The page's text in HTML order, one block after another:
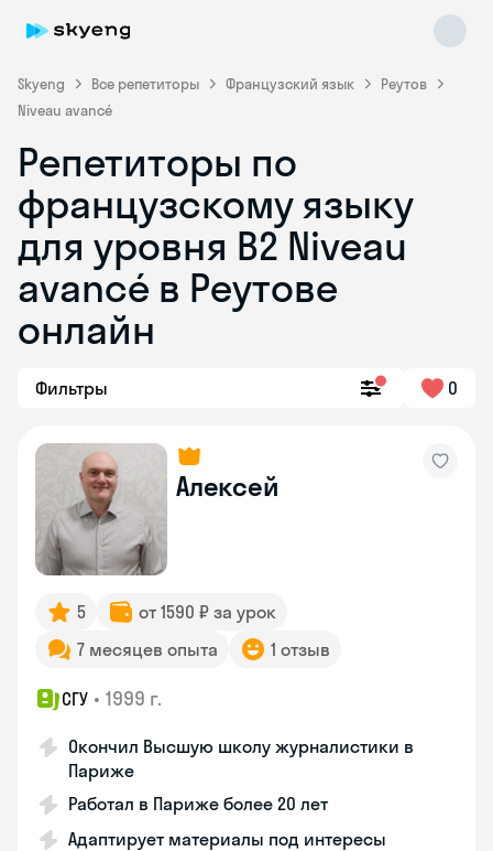
Skyeng Все репетиторы Французский язык
Реутов
Niveau avancé
Репетиторы по
французскому языку
для уровня B2 Niveau
avancé в Реутове
онлайн
Фильтры 0
Алексей
5
от 1590 ₽ за урок
7 месяцев опыта
1 отзыв
СГУ • 1999 г.
Окончил Высшую школу журналистики в
Париже
Работал в Париже более 20 лет
Адаптирует материалы под интересы
Skyeng Chat